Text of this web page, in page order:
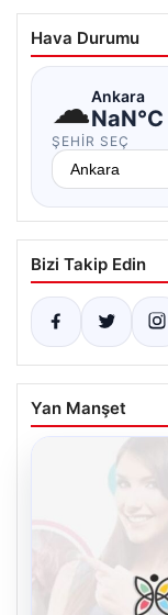
Hava Durumu
☁Ankara
NaN°C
ŞEHIR SEÇ
Bizi Takip Edin
Yan Manşet